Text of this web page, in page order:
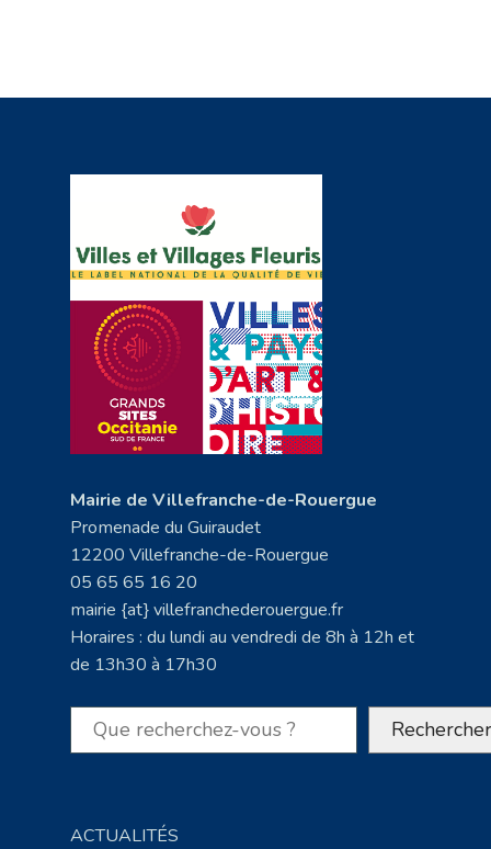
Mairie de Villefranche-de-Rouergue
Promenade du Guiraudet
12200 Villefranche-de-Rouergue
05 65 65 16 20
mairie {at} villefranchederouergue.fr
Horaires : du lundi au vendredi de 8h à 12h et
de 13h30 à 17h30
Rechercher Rechercher
ACTUALITÉS